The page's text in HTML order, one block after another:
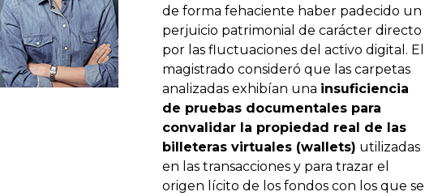
de forma fehaciente haber padecido un
perjuicio patrimonial de carácter directo
por las fluctuaciones del activo digital. El
magistrado consideró que las carpetas
analizadas exhibían una insuficiencia
de pruebas documentales para
convalidar la propiedad real de las
billeteras virtuales (wallets) utilizadas
en las transacciones y para trazar el
origen lícito de los fondos con los que se